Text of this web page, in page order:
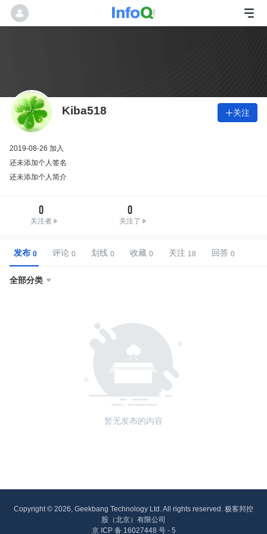
Kiba518 关注
2019-08-26 加入
还未添加个人签名
还未添加个人简介
0
关注者
0
关注了
发布 评论 划线 收藏 关注 回答
全部分类 
暂无发布的内容
Copyright © 2026, Geekbang Technology Ltd. All rights reserved. 极客邦控
股（北京）有限公司
京 ICP 备 16027448 号 - 5